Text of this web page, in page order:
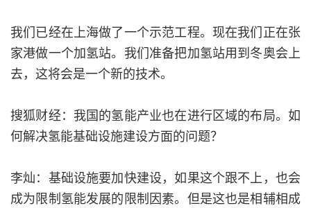
我们已经在上海做了一个示范工程。现在我们正在张
家港做一个加氢站。我们准备把加氢站用到冬奥会上
去，这将会是一个新的技术。
搜狐财经：我国的氢能产业也在进行区域的布局。如
何解决氢能基础设施建设方面的问题？
李灿：基础设施要加快建设，如果这个跟不上，也会
成为限制氢能发展的限制因素。但是这也是相辅相成